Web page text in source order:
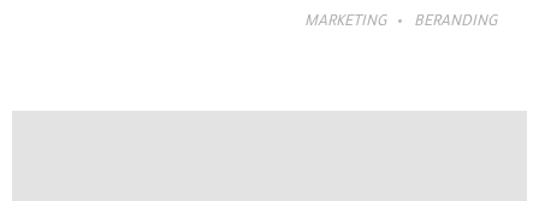
BERANDING
MARKETING